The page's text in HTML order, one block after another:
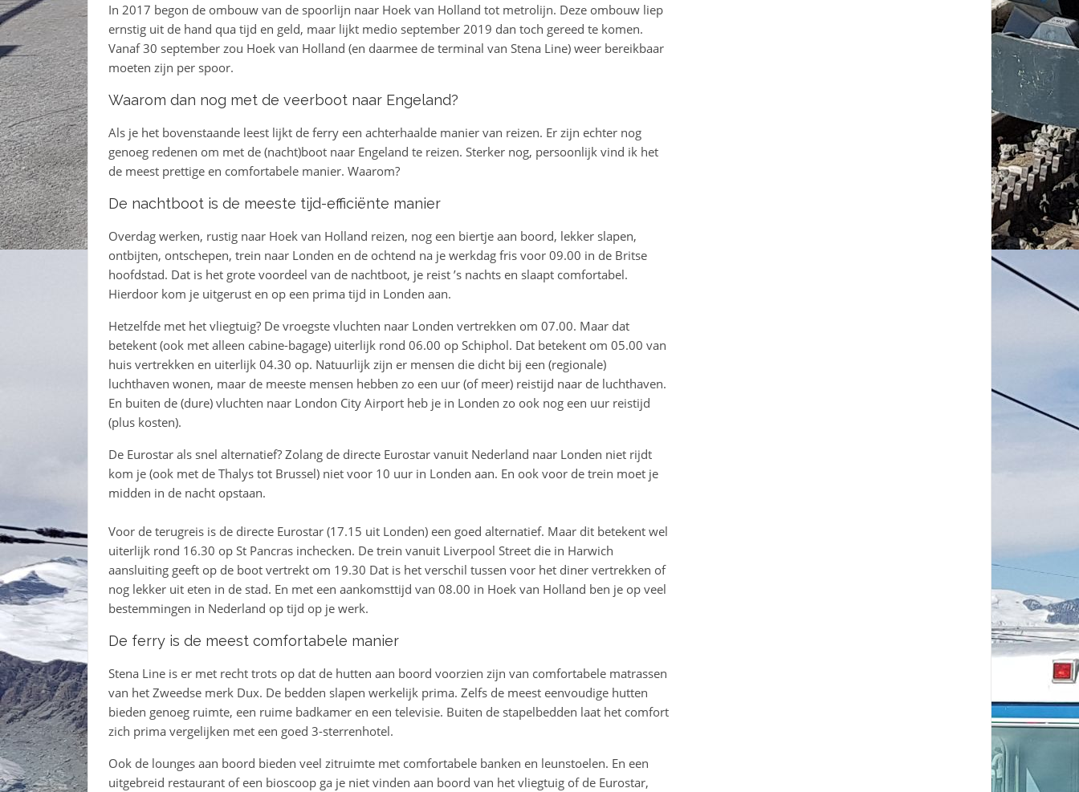
In 2017 begon de ombouw van de spoorlijn naar Hoek van Holland tot metrolijn. Deze ombouw liep
ernstig uit de hand qua tijd en geld, maar lijkt medio september 2019 dan toch gereed te komen.
Vanaf 30 september zou Hoek van Holland (en daarmee de terminal van Stena Line) weer bereikbaar
moeten zijn per spoor.
Waarom dan nog met de veerboot naar Engeland?
Als je het bovenstaande leest lijkt de ferry een achterhaalde manier van reizen. Er zijn echter nog
genoeg redenen om met de (nacht)boot naar Engeland te reizen. Sterker nog, persoonlijk vind ik het
de meest prettige en comfortabele manier. Waarom?
De nachtboot is de meeste tijd-efficiënte manier
Overdag werken, rustig naar Hoek van Holland reizen, nog een biertje aan boord, lekker slapen,
ontbijten, ontschepen, trein naar Londen en de ochtend na je werkdag fris voor 09.00 in de Britse
hoofdstad. Dat is het grote voordeel van de nachtboot, je reist ’s nachts en slaapt comfortabel.
Hierdoor kom je uitgerust en op een prima tijd in Londen aan.
Hetzelfde met het vliegtuig? De vroegste vluchten naar Londen vertrekken om 07.00. Maar dat
betekent (ook met alleen cabine-bagage) uiterlijk rond 06.00 op Schiphol. Dat betekent om 05.00 van
huis vertrekken en uiterlijk 04.30 op. Natuurlijk zijn er mensen die dicht bij een (regionale)
luchthaven wonen, maar de meeste mensen hebben zo een uur (of meer) reistijd naar de luchthaven.
En buiten de (dure) vluchten naar London City Airport heb je in Londen zo ook nog een uur reistijd
(plus kosten).
De Eurostar als snel alternatief? Zolang de directe Eurostar vanuit Nederland naar Londen niet rijdt
kom je (ook met de Thalys tot Brussel) niet voor 10 uur in Londen aan. En ook voor de trein moet je
midden in de nacht opstaan.
Voor de terugreis is de directe Eurostar (17.15 uit Londen) een goed alternatief. Maar dit betekent wel
uiterlijk rond 16.30 op St Pancras inchecken. De trein vanuit Liverpool Street die in Harwich
aansluiting geeft op de boot vertrekt om 19.30 Dat is het verschil tussen voor het diner vertrekken of
nog lekker uit eten in de stad. En met een aankomsttijd van 08.00 in Hoek van Holland ben je op veel
bestemmingen in Nederland op tijd op je werk.
De ferry is de meest comfortabele manier
Stena Line is er met recht trots op dat de hutten aan boord voorzien zijn van comfortabele matrassen
van het Zweedse merk Dux. De bedden slapen werkelijk prima. Zelfs de meest eenvoudige hutten
bieden genoeg ruimte, een ruime badkamer en een televisie. Buiten de stapelbedden laat het comfort
zich prima vergelijken met een goed 3-sterrenhotel.
Ook de lounges aan boord bieden veel zitruimte met comfortabele banken en leunstoelen. En een
uitgebreid restaurant of een bioscoop ga je niet vinden aan boord van het vliegtuig of de Eurostar,